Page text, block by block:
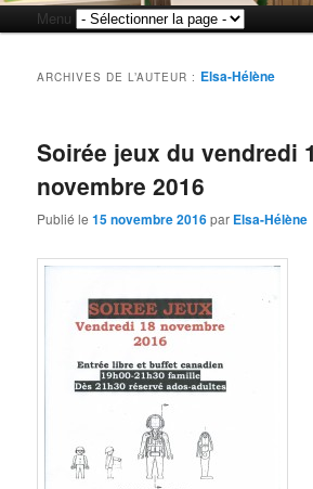
principal
Aller
au
principal
Aller
au
secondaire
ARCHIVES DE L’AUTEUR : Elsa-Hélène
Soirée jeux du vendredi
novembre 2016
Publié le15 novembre 2016par Elsa-Hélène